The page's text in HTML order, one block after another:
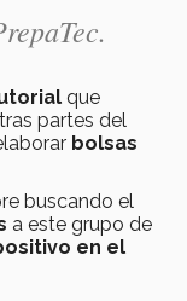
que
partes del
bolsas
buscando el
a este grupo de
en el